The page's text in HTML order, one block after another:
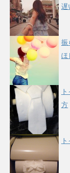
遅
振
ほ
方